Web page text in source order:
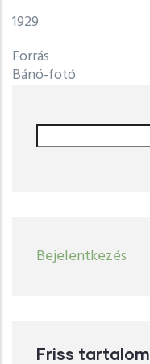
1929
Forrás
Bánó-fotó
User
account
Bejelentkezés
Friss tartalom